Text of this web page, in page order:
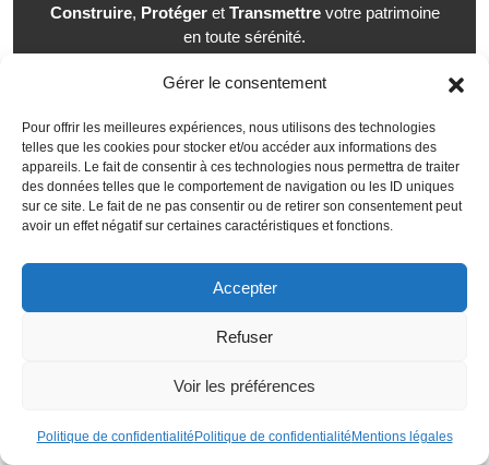
Gérer le consentement
Pour offrir les meilleures expériences, nous utilisons des technologies
telles que les cookies pour stocker et/ou accéder aux informations des
appareils. Le fait de consentir à ces technologies nous permettra de traiter
des données telles que le comportement de navigation ou les ID uniques
sur ce site. Le fait de ne pas consentir ou de retirer son consentement peut
avoir un effet négatif sur certaines caractéristiques et fonctions.
Accepter
Refuser
Voir les préférences
Politique de confidentialité Politique de confidentialité Mentions légales
Construire, Protégeret Transmettrevotre patrimoine
en toute sérénité.
OFFERT
Ces articles pourraient
vous intéresser